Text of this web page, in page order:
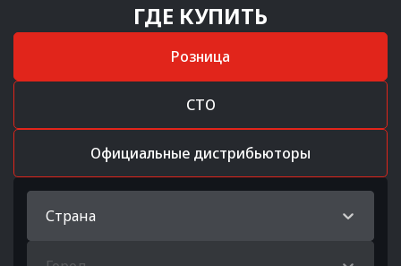
ГДЕ КУПИТЬ
Розница
СТО
Официальные дистрибьюторы
Страна